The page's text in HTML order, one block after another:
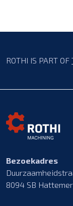
ROTHI IS PART OF
Bezoekadres
8094 SB